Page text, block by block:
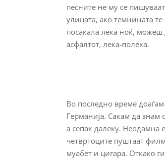
песните не му се
улицата, ако темнината
посакала лека ноќ,
асфалтот, лека-полека.
Во последно време
Германија. Сакам да знам
а сепак далеку. Неодамна
четвртоците пуштаат
муабет и цигара. Откако